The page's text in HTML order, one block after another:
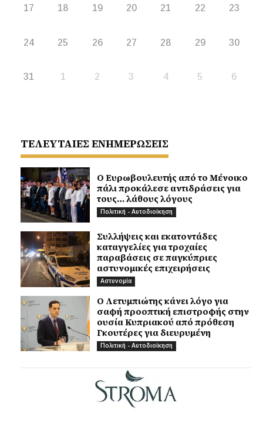
17 18 19 20 21 22 23
24 25 26 27 28 29 30
31 1 2 3 4 5 6
ΤΕΛΕΥΤΑΙΕΣ ΕΝΗΜΕΡΩΣΕΙΣ
Ο Ευρωβουλευτής από το Μένοικο
πάλι προκάλεσε αντιδράσεις για
τους… λάθους λόγους
Πολιτική - Αυτοδιοίκηση
Συλλήψεις και εκατοντάδες
καταγγελίες για τροχαίες
παραβάσεις σε παγκύπριες
αστυνομικές επιχειρήσεις
Αστυνομία
Ο Λετυμπιώτης κάνει λόγο για
σαφή προοπτική επιστροφής στην
ουσία Κυπριακού από πρόθεση
Γκουτέρες για διευρυμένη
Πολιτική - Αυτοδιοίκηση